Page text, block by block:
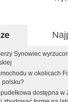
Synowiec
w okolicach
polsku?
dostępna